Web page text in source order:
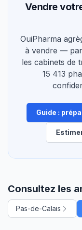
Vendre
OuiPharma
à vendre —
les cabinets de
15 413
Guide :
Consultez les
Pas-de-Calais